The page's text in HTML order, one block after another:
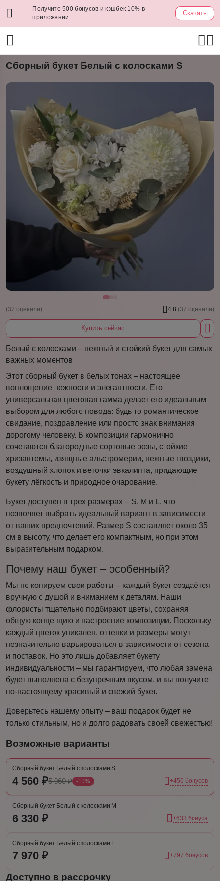
Получите 500 бонусов и кэшбек 10% в
приложении
Скачать
Сборный букет Белый с колосками S
(37 оценили) 4.8 (37 оценили)
Купить сейчас
Белый с колосками – нежный и стойкий букет для самых
важных моментов
Этот сборный букет в белых тонах – настоящее
воплощение нежности и элегантности. Его
универсальная цветовая гамма делает его идеальным
выбором для любого повода: будь то романтическое
свидание, поздравление или просто знак внимания
дорогому человеку. В композиции гармонично
сочетаются благородные сортовые розы, стойкие
хризантемы, изящные альстромерии, нежные гвоздики,
воздушный хлопок и веточки эвкалипта, придающие
букету лёгкость и природное очарование.
Букет доступен в трёх размерах – S, M и L, что
позволяет выбрать идеальный вариант в зависимости
от ваших предпочтений. Размер S составляет около 35
см в высоту, что делает его компактным, но при этом
выразительным подарком.
Почему наш букет – особенный?
Мы не копируем свои работы – каждый букет создаётся
вручную с душой и вниманием к деталям. Наши
флористы тщательно подбирают цветы, сохраняя
общую концепцию и настроение композиции. Поскольку
каждый цветок уникален, оттенки и размеры могут
незначительно варьироваться в зависимости от сезона
и поставок. Но это лишь добавляет букету
индивидуальности – мы гарантируем, что любая замена
будет выполнена с безупречным вкусом, и вы получите
по-настоящему красивый и свежий букет.
Доверьтесь нашему опыту – ваш подарок будет не
только стильным, но и долго радовать своей свежестью!
Возможные варианты
Сборный букет Белый с колосками S
4 560 ₽5 060 ₽ -10% +456 бонусов
Сборный букет Белый с колосками М
6 330 ₽ +633 бонуса
Сборный букет Белый с колосками L
7 970 ₽ +797 бонусов
Доступно в рассрочку